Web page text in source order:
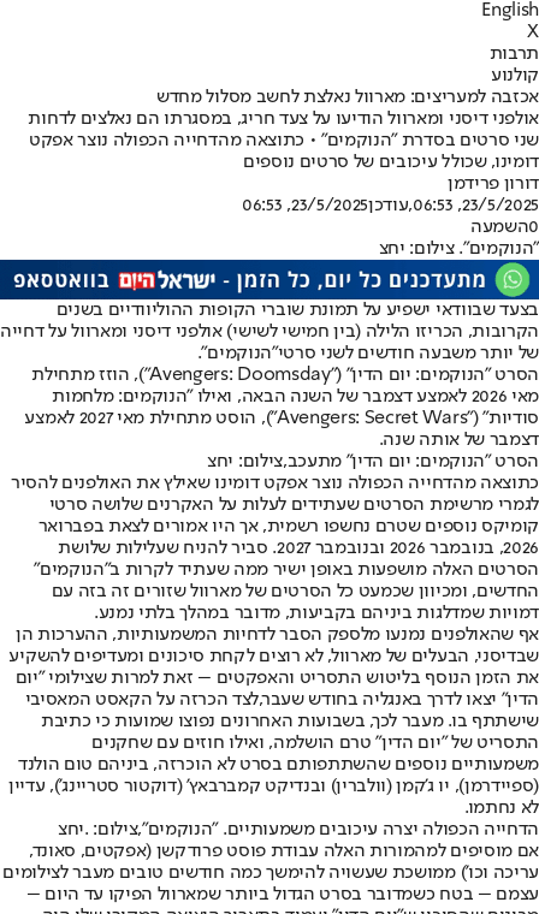
English
X
תרבות
קולנוע
אכזבה למעריצים: מארוול נאלצת לחשב מסלול מחדש
אולפני דיסני ומארוול הודיעו על צעד חריג, במסגרתו הם נאלצים לדחות
שני סרטים בסדרת "הנוקמים" • כתוצאה מהדחייה הכפולה נוצר אפקט
דומינו, שכולל עיכובים של סרטים נוספים
דורון פרידמן
23/5/2025, 06:53
,עודכן23/5/2025, 06:53
0השמעה
"הנוקמים". צילום: יחצ
בצעד שבוודאי ישפיע על תמונת שוברי הקופות ההוליוודיים בשנים
הקרובות, הכריזו הלילה (בין חמישי לשישי) אולפני דיסני ומארוול על דחייה
של יותר משבעה חודשים לשני סרטי"הנוקמים".
הסרט "הנוקמים: יום הדין" ("Avengers: Doomsday"), הוזז מתחילת
מאי 2026 לאמצע דצמבר של השנה הבאה, ואילו "הנוקמים: מלחמות
סודיות" ("Avengers: Secret Wars"), הוסט מתחילת מאי 2027 לאמצע
דצמבר של אותה שנה.
הסרט "הנוקמים: יום הדין" מתעכב,צילום: יחצ
כתוצאה מהדחייה הכפולה נוצר אפקט דומינו שאילץ את האולפנים להסיר
לגמרי מרשימת הסרטים שעתידים לעלות על האקרנים שלושה סרטי
קומיקס נוספים שטרם נחשפו רשמית, אך היו אמורים לצאת בפברואר
2026, בנובמבר 2026 ובנובמבר 2027. סביר להניח שעלילות שלושת
הסרטים האלה מושפעות באופן ישיר ממה שעתיד לקרות ב"הנוקמים"
החדשים, ומכיוון שכמעט כל הסרטים של מארוול שזורים זה בזה עם
דמויות שמדלגות ביניהם בקביעות, מדובר במהלך בלתי נמנע.
אף שהאולפנים נמנעו מלספק הסבר לדחיות המשמעותיות, ההערכות הן
שבדיסני, הבעלים של מארוול, לא רוצים לקחת סיכונים ומעדיפים להשקיע
את הזמן הנוסף בליטוש התסריט והאפקטים – זאת למרות שצילומי "יום
הדין" יצאו לדרך באנגליה בחודש שעבר,לצד הכרזה על הקאסט המאסיבי
שישתתף בו. מעבר לכך, בשבועות האחרונים נפוצו שמועות כי כתיבת
התסריט של "יום הדין" טרם הושלמה, ואילו חוזים עם שחקנים
משמעותיים נוספים שהשתתפותם בסרט לא הוכרזה, ביניהם טום הולנד
(ספיידרמן), יו ג'קמן (וולברין) ובנדיקט קמברבאץ' (דוקטור סטריינג'), עדיין
לא נחתמו.
הדחייה הכפולה יצרה עיכובים משמעותיים. "הנוקמים",צילום: .יחצ
אם מוסיפים למהמורות האלה עבודת פוסט פרודקשן (אפקטים, סאונד,
עריכה וכו') ממושכת שעשויה להימשך כמה חודשים טובים מעבר לצילומים
עצמם – בטח כשמדובר בסרט הגדול ביותר שמארוול הפיקו עד היום –